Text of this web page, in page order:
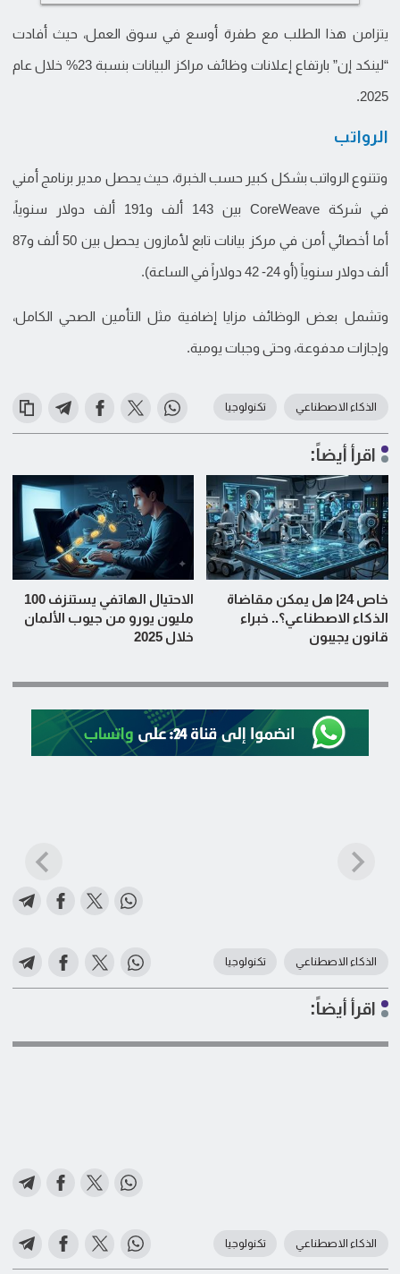
يتزامن هذا الطلب مع طفرة أوسع في سوق العمل، حيث أفادت
“لينكد إن” بارتفاع إعلانات وظائف مراكز البيانات بنسبة 23% خلال عام
2025.
الرواتب
وتتنوع الرواتب بشكل كبير حسب الخبرة، حيث يحصل مدير برنامج أمني
في شركة CoreWeave بين 143 ألف و191 ألف دولار سنوياً،
أما أخصائي أمن في مركز بيانات تابع لأمازون يحصل بين 50 ألف و87
ألف دولار سنوياً (أو 24- 42 دولاراً في الساعة).
وتشمل بعض الوظائف مزايا إضافية مثل التأمين الصحي الكامل،
وإجازات مدفوعة، وحتى وجبات يومية.
الذكاء الاصطناعي تكنولوجيا
اقرأ أيضاً:
خاص 24| هل يمكن مقاضاة
الذكاء الاصطناعي؟.. خبراء
قانون يجيبون
الاحتيال الهاتفي يستنزف 100
مليون يورو من جيوب الألمان
خلال 2025
الذكاء الاصطناعي تكنولوجيا
اقرأ أيضاً:
الذكاء الاصطناعي تكنولوجيا